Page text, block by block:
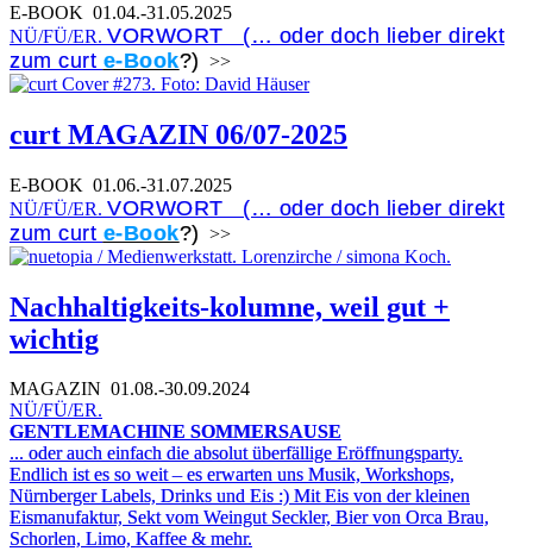
E-BOOK 01.04.-31.05.2025
NÜ/FÜ/ER. VORWORT (… oder doch lieber direkt
zum curt e-Book?) >>
curt MAGAZIN 06/07-2025
E-BOOK 01.06.-31.07.2025
NÜ/FÜ/ER. VORWORT (… oder doch lieber direkt
zum curt e-Book?) >>
Nachhaltigkeits-kolumne, weil gut +
wichtig
MAGAZIN 01.08.-30.09.2024
NÜ/FÜ/ER.
GENTLEMACHINE SOMMERSAUSE
... oder auch einfach die absolut überfällige Eröffnungsparty.
Endlich ist es so weit – es erwarten uns Musik, Workshops,
Nürnberger Labels, Drinks und Eis :) Mit Eis von der kleinen
Eismanufaktur, Sekt vom Weingut Seckler, Bier von Orca Brau,
Schorlen, Limo, Kaffee & mehr.